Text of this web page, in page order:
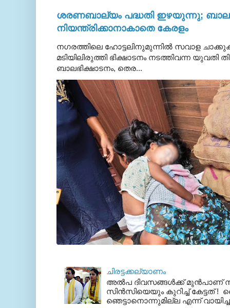
ശരണബാല്യം പദ്ധതി ഇഴയുന്നു;
നിയന്ത്രിക്കാനാകാതെ കേരളം
നഗരത്തിലെ ഹോട്ടലിനുമുന്നിൽ സവാള
മടിയിലിരുത്തി ഭിക്ഷാടനം നടത്തിവന്ന
ബാലഭിക്ഷാടനം, തെര...
ചിരട്ടക്കല്യാണം
അല്‍പ ദിവസങ്ങള്‍ക്ക് മുന്‍പാണ്
സിന്‍സിയെയും കുറിച്ച് കേട്ടത് !
ഞെട്ടാനൊന്നുമില്ല എന്ന്